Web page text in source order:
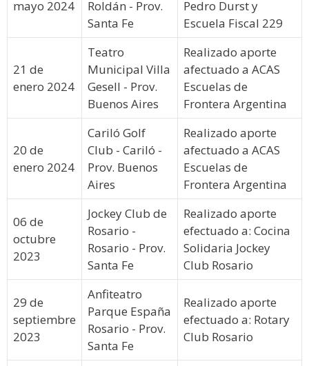
mayo 2024
Roldán - Prov.
Santa Fe
Pedro Durst y
Escuela Fiscal 229
21 de
enero 2024
Teatro
Municipal Villa
Gesell - Prov.
Buenos Aires
Realizado aporte
afectuado a ACAS
Escuelas de
Frontera Argentina
20 de
enero 2024
Cariló Golf
Club - Cariló -
Prov. Buenos
Aires
Realizado aporte
afectuado a ACAS
Escuelas de
Frontera Argentina
06 de
octubre
2023
Jockey Club de
Rosario -
Rosario - Prov.
Santa Fe
Realizado aporte
efectuado a: Cocina
Solidaria Jockey
Club Rosario
29 de
septiembre
2023
Anfiteatro
Parque España
Rosario - Prov.
Santa Fe
Realizado aporte
efectuado a: Rotary
Club Rosario